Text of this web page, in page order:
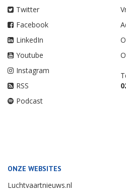
Twitter
Facebook
LinkedIn
Youtube
Instagram
RSS
Podcast
ONZE WEBSITES
Luchtvaartnieuws.nl